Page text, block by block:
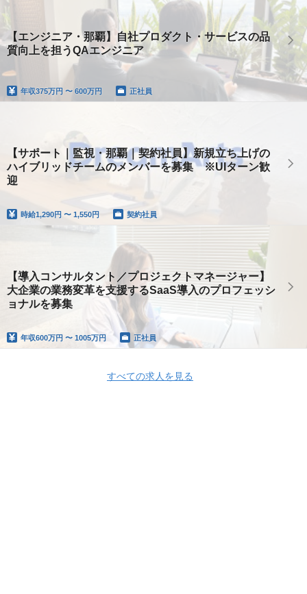
【エンジニア・那覇】自社プロダクト・サービスの品
質向上を担うQAエンジニア
年収375万円 〜 600万円 正社員
【サポート｜監視・那覇｜契約社員】新規立ち上げの
ハイブリッドチームのメンバーを募集 ※UIターン歓
迎
時給1,290円 〜 1,550円 契約社員
【導入コンサルタント／プロジェクトマネージャー】
大企業の業務変革を支援するSaaS導入のプロフェッシ
ョナルを募集
年収600万円 〜 1005万円 正社員
すべての求人を見る